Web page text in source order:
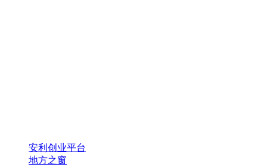
安利创业平台
地方之窗